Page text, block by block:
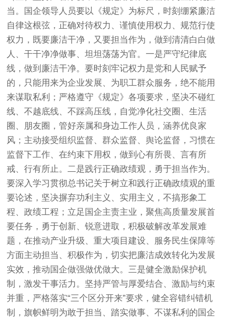
当。国企领导人员要以《规定》为标尺，时刻绷紧廉洁
自律这根弦，正确对待权力、谨慎使用权力、规范行使
权力，既要廉洁干净，又要担当作为，做到清清白白做
人、干干净净做事、坦坦荡荡为官。一是严守纪律底
线，做到廉洁干净。要时刻牢记权力是党和人民赋予
的，只能用来为企业发展、为职工群众服务，绝不能用
来谋取私利；严格遵守《规定》各项要求，坚决不碰红
线、不越底线、不踩高压线，自觉净化社交圈、生活
圈、朋友圈，管好亲属和身边工作人员，涵养优良家
风；主动接受组织监督、群众监督、舆论监督，习惯在
监督下工作、在约束下用权，做到心有所畏、言有所
戒、行有所止。二是践行正确政绩观，勇于担当作为。
要深入学习贯彻总书记关于树立和践行正确政绩观的重
要论述，坚决摒弃功利主义、实用主义，不搞形象工
程、政绩工程；立足国企主责主业，聚焦高质量发展首
要任务，勇于创新、锐意进取，积极破解改革发展难
题，在推动产业升级、重大项目建设、服务民生保障等
方面主动担当、积极作为，切实把廉洁成效转化为发展
实效，推动国企做强做优做大。三是健全激励保护机
制，激发干事活力。坚持严管与厚爱结合、激励与约束
并重，严格落实“三个区分开来”要求，健全容错纠错机
制，旗帜鲜明为敢于担当、踏实做事、不谋私利的国企